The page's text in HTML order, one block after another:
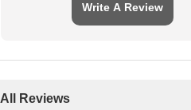
Write A Review
All Reviews